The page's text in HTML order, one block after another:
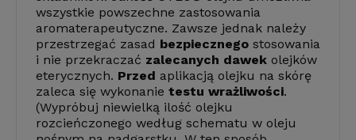
wszystkie powszechne zastosowania
aromaterapeutyczne. Zawsze jednak należy
przestrzegać zasad bezpiecznego stosowania
i nie przekraczać zalecanych dawek olejków
eterycznych. Przed aplikacją olejku na skórę
zaleca się wykonanie testu wrażliwości.
(Wypróbuj niewielką ilość olejku
rozcieńczonego według schematu w oleju